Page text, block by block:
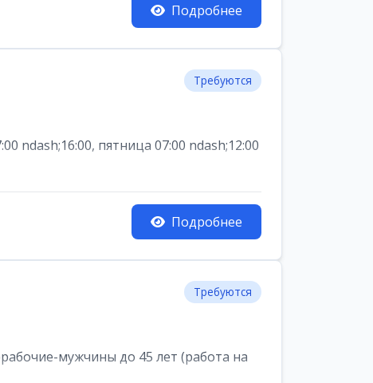
Подробнее
Требуются
ndash;16:00, пятница 07:00 ndash;12:00
Подробнее
Требуются
мужчины до 45 лет (работа на